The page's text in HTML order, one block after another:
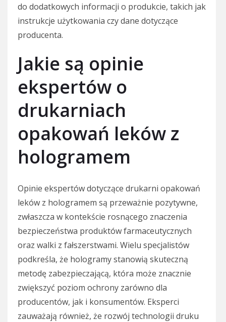
do dodatkowych informacji o produkcie, takich jak
instrukcje użytkowania czy dane dotyczące
producenta.
Jakie są opinie
ekspertów o
drukarniach
opakowań leków z
hologramem
Opinie ekspertów dotyczące drukarni opakowań
leków z hologramem są przeważnie pozytywne,
zwłaszcza w kontekście rosnącego znaczenia
bezpieczeństwa produktów farmaceutycznych
oraz walki z fałszerstwami. Wielu specjalistów
podkreśla, że hologramy stanowią skuteczną
metodę zabezpieczającą, która może znacznie
zwiększyć poziom ochrony zarówno dla
producentów, jak i konsumentów. Eksperci
zauważają również, że rozwój technologii druku